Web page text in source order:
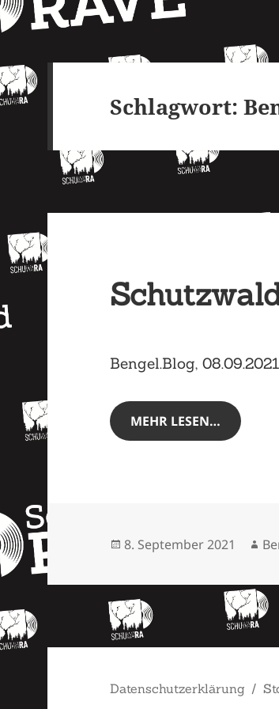
Schlagwort:
Bengel.Blog, 08.09.2021
MEHR LESEN…
Veröffentlicht
8. September 2021
Datenschutzerklärung